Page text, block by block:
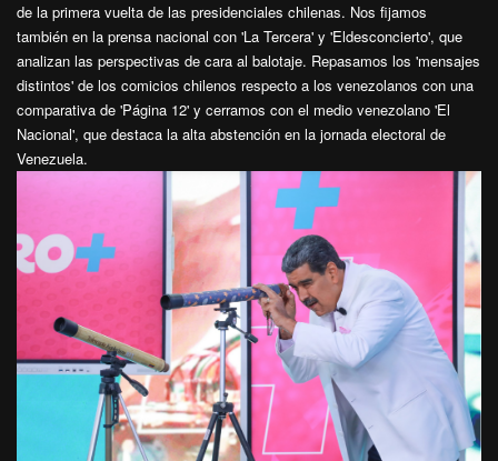
de la primera vuelta de las presidenciales chilenas. Nos fijamos
también en la prensa nacional con 'La Tercera' y 'Eldesconcierto', que
analizan las perspectivas de cara al balotaje. Repasamos los 'mensajes
distintos' de los comicios chilenos respecto a los venezolanos con una
comparativa de 'Página 12' y cerramos con el medio venezolano 'El
Nacional', que destaca la alta abstención en la jornada electoral de
Venezuela.